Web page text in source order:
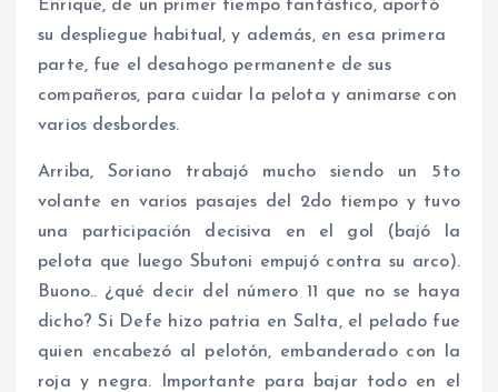
Enrique, de un primer tiempo fantástico, aportó
su despliegue habitual, y además, en esa primera
parte, fue el desahogo permanente de sus
compañeros, para cuidar la pelota y animarse con
varios desbordes.
Arriba, Soriano trabajó mucho siendo un 5to
volante en varios pasajes del 2do tiempo y tuvo
una participación decisiva en el gol (bajó la
pelota que luego Sbutoni empujó contra su arco).
Buono.. ¿qué decir del número 11 que no se haya
dicho? Si Defe hizo patria en Salta, el pelado fue
quien encabezó al pelotón, embanderado con la
roja y negra. Importante para bajar todo en el